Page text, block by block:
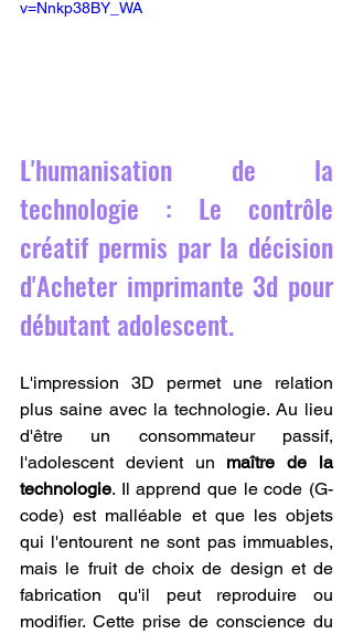
v=Nnkp38BY_WA
L'humanisation de la
technologie : Le contrôle
créatif permis par la décision
d'Acheter imprimante 3d pour
débutant adolescent.
L'impression 3D permet une relation
plus saine avec la technologie. Au lieu
d'être un consommateur passif,
l'adolescent devient un maître de la
technologie. Il apprend que le code (G-
code) est malléable et que les objets
qui l'entourent ne sont pas immuables,
mais le fruit de choix de design et de
fabrication qu'il peut reproduire ou
modifier. Cette prise de conscience du